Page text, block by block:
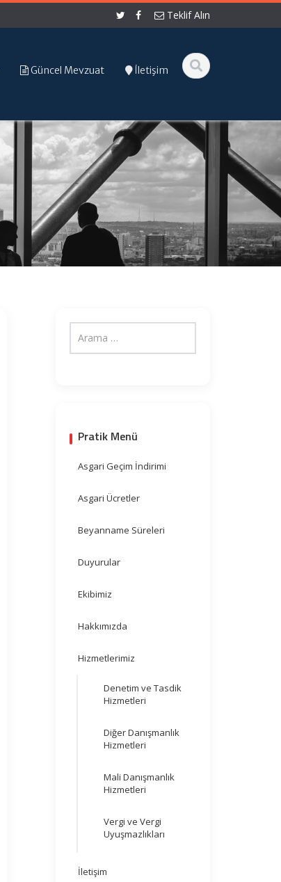
Teklif Alın
Güncel Mevzuat İletişim
Pratik Menü
Asgari Geçim İndirimi
Asgari Ücretler
Beyanname Süreleri
Duyurular
Ekibimiz
Hakkımızda
Hizmetlerimiz
Denetim ve Tasdik
Hizmetleri
Diğer Danışmanlık
Hizmetleri
Mali Danışmanlık
Hizmetleri
Vergi ve Vergi
Uyuşmazlıkları
İletişim